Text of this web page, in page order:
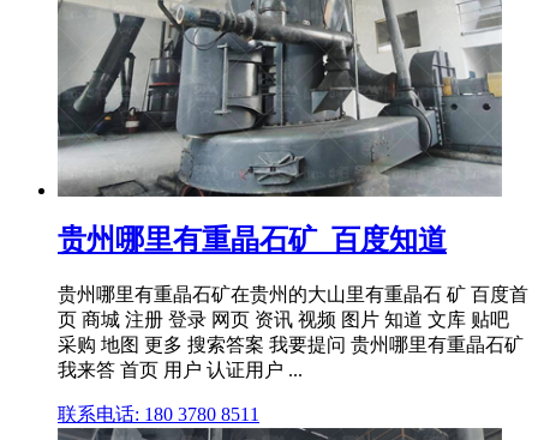
贵州哪里有重晶石矿_百度知道
贵州哪里有重晶石矿在贵州的大山里有重晶石 矿 百度首
页 商城 注册 登录 网页 资讯 视频 图片 知道 文库 贴吧
采购 地图 更多 搜索答案 我要提问 贵州哪里有重晶石矿
我来答 首页 用户 认证用户 ...
联系电话: 180 3780 8511